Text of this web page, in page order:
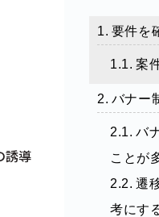
誘導
要件を
案
バナー
バ
ことが
遷
考にす